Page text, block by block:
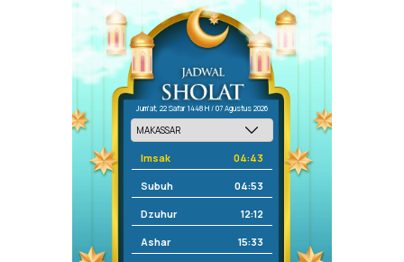
Jum'at, 22 Safar 1448 H / 07 Agustus 2026
Imsak 04:43
Subuh 04:53
Dzuhur 12:12
Ashar 15:33